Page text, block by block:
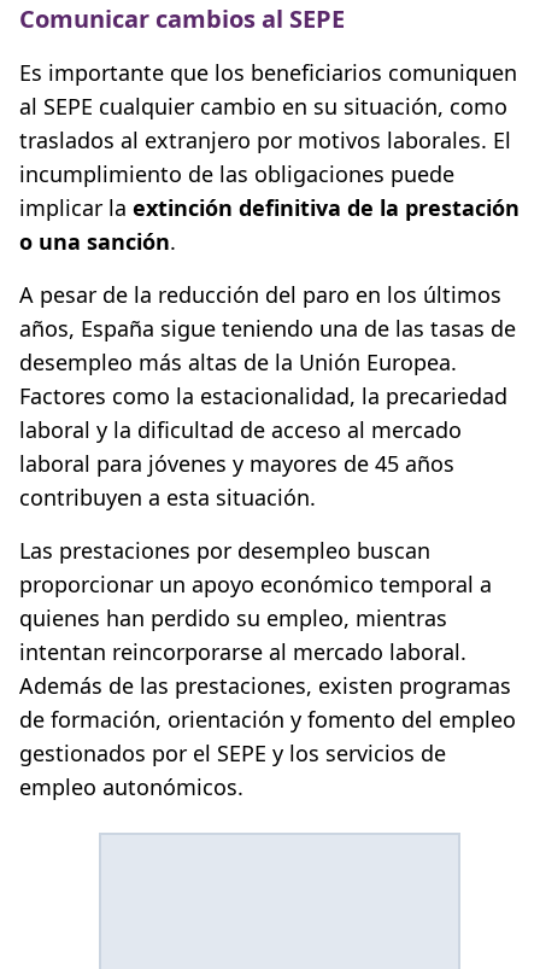
Comunicar cambios al SEPE
Es importante que los beneficiarios comuniquen
al SEPE cualquier cambio en su situación, como
traslados al extranjero por motivos laborales. El
incumplimiento de las obligaciones puede
implicar la extinción definitiva de la prestación
o una sanción.
A pesar de la reducción del paro en los últimos
años, España sigue teniendo una de las tasas de
desempleo más altas de la Unión Europea.
Factores como la estacionalidad, la precariedad
laboral y la dificultad de acceso al mercado
laboral para jóvenes y mayores de 45 años
contribuyen a esta situación.
Las prestaciones por desempleo buscan
proporcionar un apoyo económico temporal a
quienes han perdido su empleo, mientras
intentan reincorporarse al mercado laboral.
Además de las prestaciones, existen programas
de formación, orientación y fomento del empleo
gestionados por el SEPE y los servicios de
empleo autonómicos.